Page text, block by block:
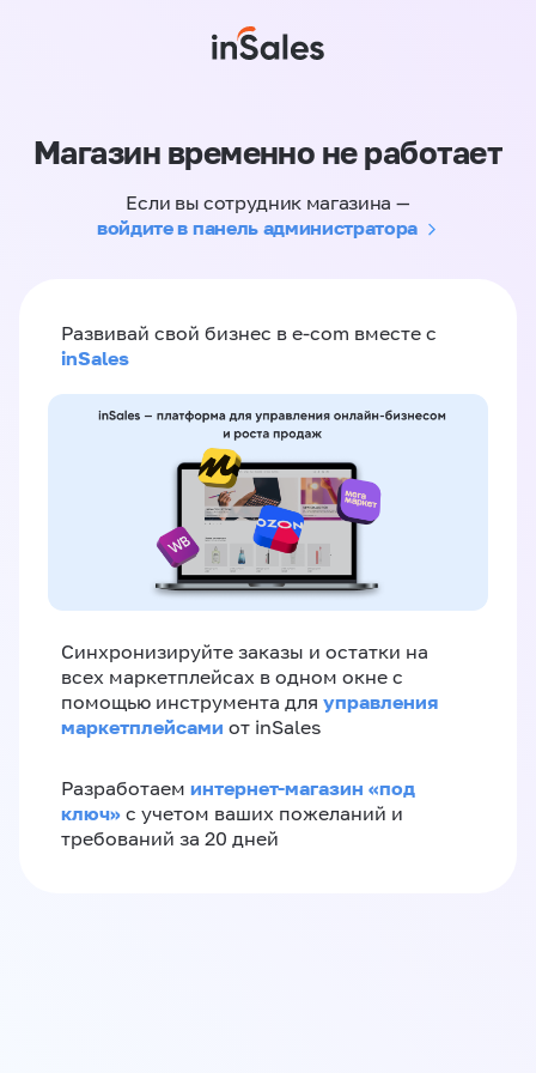
Магазин временно не работает
Если вы сотрудник магазина —
войдите в панель администратора
Развивай свой бизнес в e-com вместе с
inSales
Синхронизируйте заказы и остатки на
всех маркетплейсах в одном окне с
помощью инструмента для управления
маркетплейсами от inSales
Разработаем интернет-магазин «‎под
ключ»‎ с учетом ваших пожеланий и
требований за 20 дней